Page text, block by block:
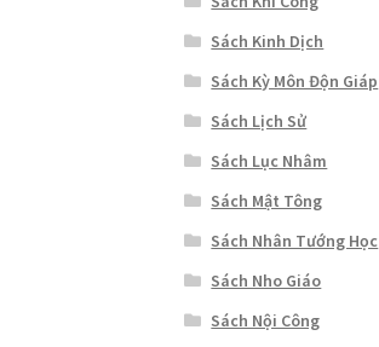
Sách Kinh Dịch
Sách Kỳ Môn Độn Giáp
Sách Lịch Sử
Sách Lục Nhâm
Sách Mật Tông
Sách Nhân Tướng Học
Sách Nho Giáo
Sách Nội Công